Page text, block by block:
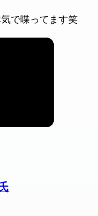
で喋ってます笑